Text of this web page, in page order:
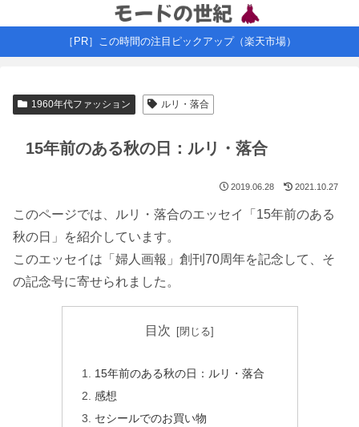
［PR］この時間の注目ピックアップ（楽天市場）
1960年代ファッション ルリ・落合
15年前のある秋の日：ルリ・落合
2019.06.28 2021.10.27
このページでは、ルリ・落合のエッセイ「15年前のある
秋の日」を紹介しています。
このエッセイは「婦人画報」創刊70周年を記念して、そ
の記念号に寄せられました。
目次
15年前のある秋の日：ルリ・落合
感想
セシールでのお買い物